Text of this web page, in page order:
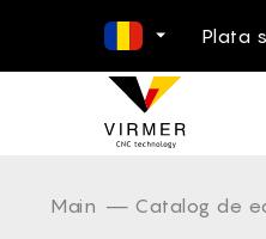
EN -
NL -
FR -
Plata
Main Catalog de